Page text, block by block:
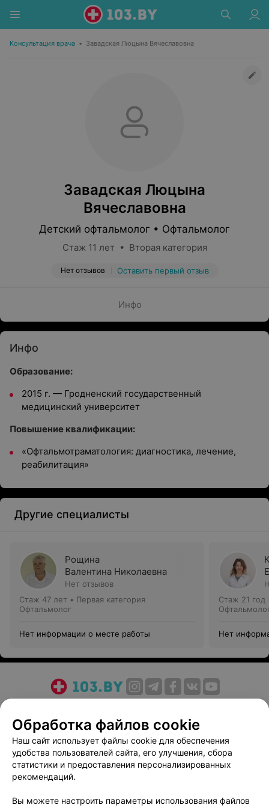
Консультация врача • Завадская Люцына Вячеславовна
Завадская Люцына
Вячеславовна
Детский офтальмолог • Офтальмолог
Стаж 11 лет • Вторая категория
Нет отзывов Оставить первый отзыв
Инфо
Инфо
Образование:
2015 г. — Гродненский государственный
медицинский университет
Повышение квалификации:
«Офтальмотраматология: диагностика, лечение,
реабилитация»
Другие специалисты
Рощина
Валентина Николаевна
Нет отзывов
Стаж 47 лет • Первая категория
Офтальмолог
Нет информации о месте работы
Стаж 21 год
Нет
Медицинский маркетинг
Публичный договор
Пользовательское соглашение
Способы оплаты
Вакансии
Партнеры
Написать руководителю 103.by
Персональные настройки cookie
Обработка файлов cookie
Наш сайт использует файлы cookie для обеспечения
удобства пользователей сайта, его улучшения, сбора
статистики и предоставления персонализированных
рекомендаций.
Вы можете настроить параметры использования файлов